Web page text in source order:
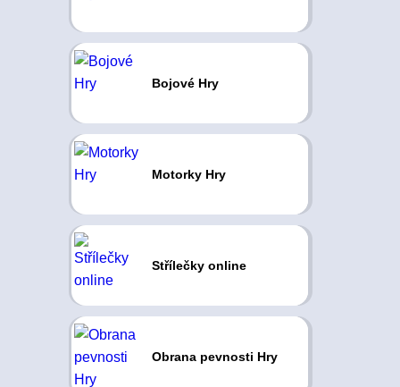
Bojové Hry
Motorky Hry
Střílečky online
Obrana pevnosti Hry